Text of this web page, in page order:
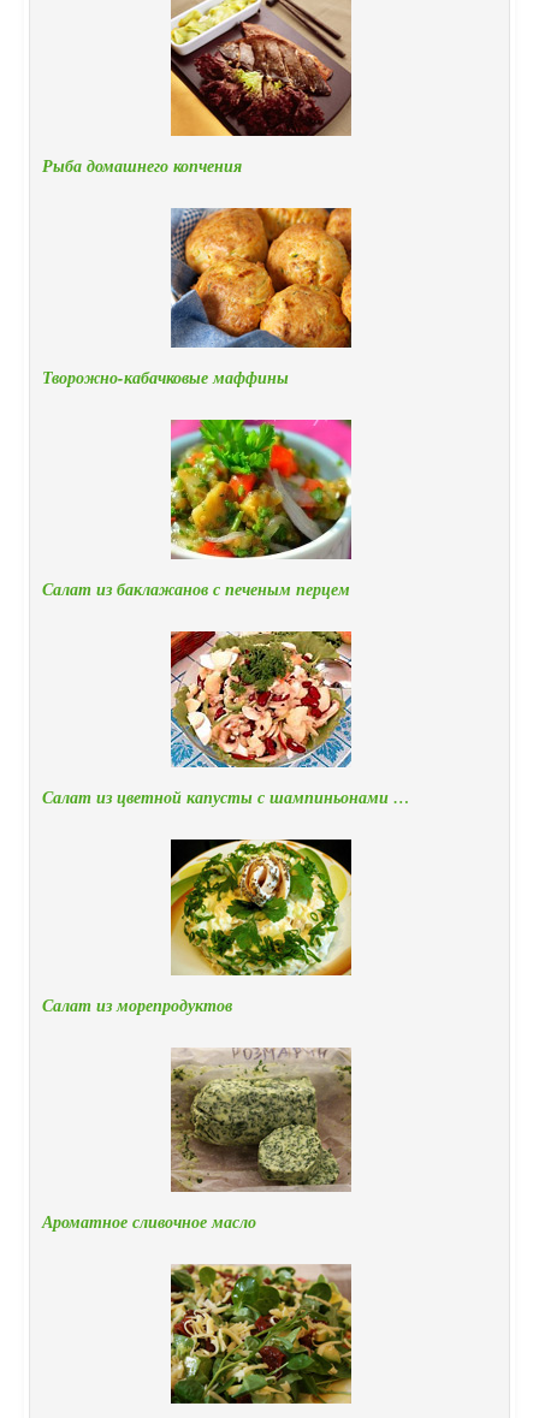
Рыба домашнего копчения
Творожно-кабачковые маффины
Салат из баклажанов с печеным перцем
Салат из цветной капусты с шампиньонами …
Салат из морепродуктов
Ароматное сливочное масло